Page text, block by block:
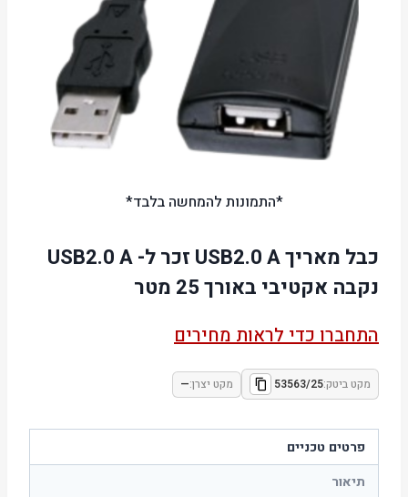
*התמונות להמחשה בלבד*
כבל מאריך USB2.0 A זכר ל- USB2.0 A
נקבה אקטיבי באורך 25 מטר
התחברו כדי לראות מחירים
מקט ביטק:53563/25 מקט יצרן:—
פרטים טכניים
תיאור